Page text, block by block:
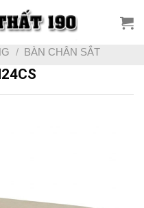
/ BÀN CHÂN SẮT